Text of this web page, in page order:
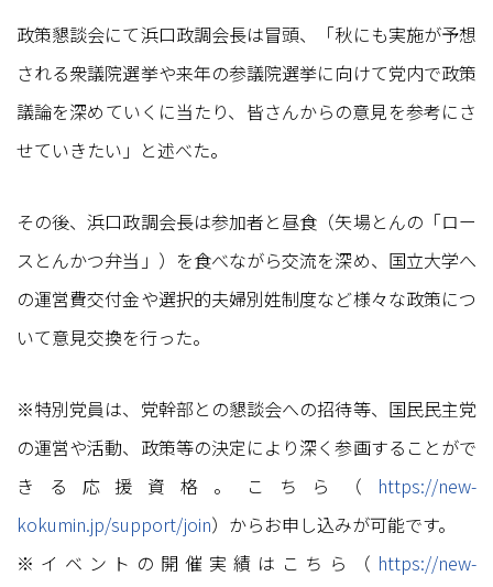
政策懇談会にて浜口政調会長は冒頭、「秋にも実施が予想
される衆議院選挙や来年の参議院選挙に向けて党内で政策
議論を深めていくに当たり、皆さんからの意見を参考にさ
せていきたい」と述べた。
その後、浜口政調会長は参加者と昼食（矢場とんの「ロー
スとんかつ弁当」）を食べながら交流を深め、国立大学へ
の運営費交付金や選択的夫婦別姓制度など様々な政策につ
いて意見交換を行った。
※特別党員は、党幹部との懇談会への招待等、国民民主党
の運営や活動、政策等の決定により深く参画することがで
きる応援資格。こちら（ https://new-
kokumin.jp/support/join）からお申し込みが可能です。
※イベントの開催実績はこちら（ https://new-